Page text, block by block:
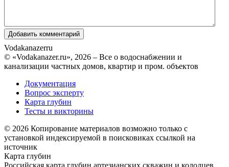
Vodakanazerru
© «Vodakanazer.ru», 2026 – Все о водоснабжении и
канализации частных домов, квартир и пром. объектов
Документация
Вопрос эксперту
Карта глубин
Тесты и викторины
© 2026 Копирование материалов возможно только с
установкой индексируемой в поисковиках ссылкой на
источник
Карта глубин